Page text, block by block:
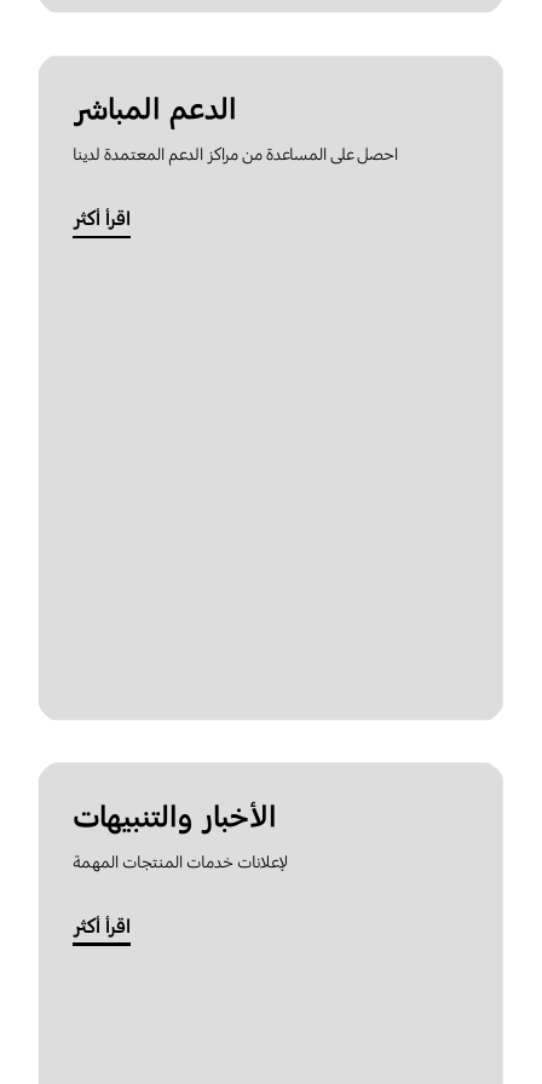
الدعم المباشر
احصل على المساعدة من مراكز الدعم المعتمدة لدينا
اقرأ أكثر
الأخبار والتنبيهات
لإعلانات خدمات المنتجات المهمة
اقرأ أكثر